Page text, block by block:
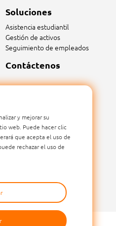
Soluciones
Asistencia estudiantil
Gestión de activos
Seguimiento de empleados
Contáctenos
y mejorar su
web. Puede hacer clic
que acepta el uso de
rechazar el uso de